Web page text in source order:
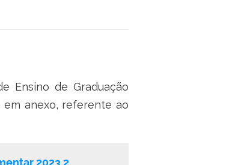
Ensino de Graduação
em anexo, referente ao